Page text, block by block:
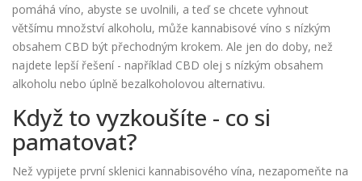
pomáhá víno, abyste se uvolnili, a teď se chcete vyhnout
většímu množství alkoholu, může kannabisové víno s nízkým
obsahem CBD být přechodným krokem. Ale jen do doby, než
najdete lepší řešení - například CBD olej s nízkým obsahem
alkoholu nebo úplně bezalkoholovou alternativu.
Když to vyzkoušíte - co si
pamatovat?
Než vypijete první sklenici kannabisového vína, nezapomeňte na